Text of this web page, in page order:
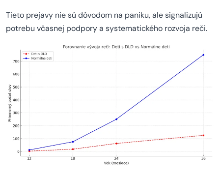
Tieto prejavy nie sú dôvodom na paniku, ale signalizujú
potrebu včasnej podpory a systematického rozvoja reči.